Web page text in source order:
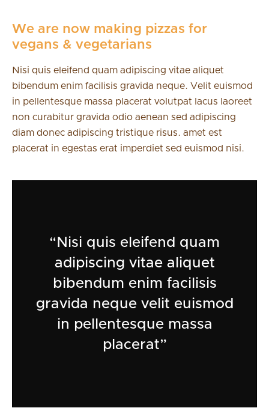
We are now making pizzas for
vegans & vegetarians
Nisi quis eleifend quam adipiscing vitae aliquet
bibendum enim facilisis gravida neque. Velit euismod
in pellentesque massa placerat volutpat lacus laoreet
non curabitur gravida odio aenean sed adipiscing
diam donec adipiscing tristique risus. amet est
placerat in egestas erat imperdiet sed euismod nisi.
“Nisi quis eleifend quam
adipiscing vitae aliquet
bibendum enim facilisis
gravida neque velit euismod
in pellentesque massa
placerat”